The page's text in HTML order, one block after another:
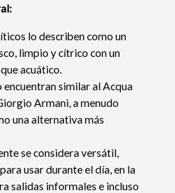
lo describen como un
limpio y cítrico con un
acuático.
encuentran similar al Acqua
Armani, a menudo
una alternativa más
se considera versátil,
usar durante el día, en la
salidas informales e incluso